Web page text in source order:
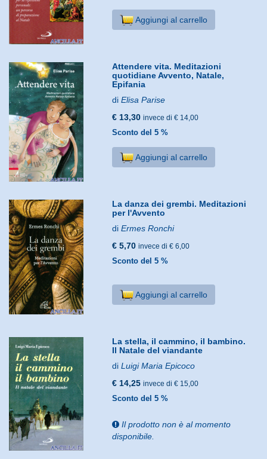
Aggiungi al carrello
Attendere vita. Meditazioni
quotidiane Avvento, Natale,
Epifania
diElisa Parise
€ 13,30 invece di € 14,00
Sconto del 5 %
Aggiungi al carrello
La danza dei grembi. Meditazioni
per l'Avvento
diErmes Ronchi
€ 5,70 invece di € 6,00
Sconto del 5 %
Aggiungi al carrello
La stella, il cammino, il bambino.
Il Natale del viandante
diLuigi Maria Epicoco
€ 14,25 invece di € 15,00
Sconto del 5 %
Il prodotto non è al momento
disponibile.